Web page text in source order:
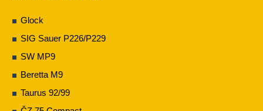
Glock
SIG Sauer P226/P229
SW MP9
Beretta M9
Taurus 92/99